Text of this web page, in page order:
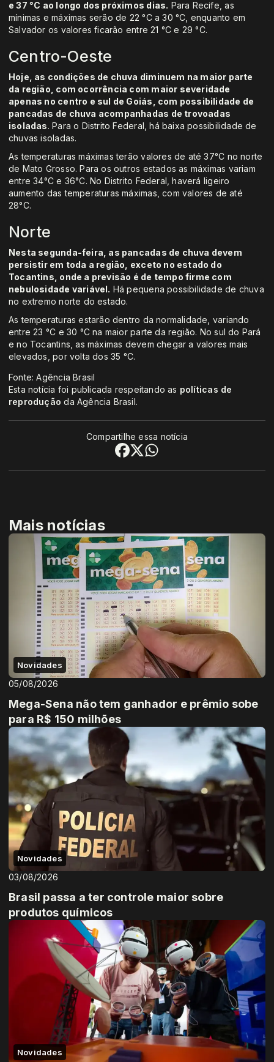
e 37 °C ao longo dos próximos dias. Para Recife, as
mínimas e máximas serão de 22 °C a 30 °C, enquanto em
Salvador os valores ficarão entre 21 °C e 29 °C.
Centro-Oeste
Hoje, as condições de chuva diminuem na maior parte
da região, com ocorrência com maior severidade
apenas no centro e sul de Goiás, com possibilidade de
pancadas de chuva acompanhadas de trovoadas
isoladas. Para o Distrito Federal, há baixa possibilidade de
chuvas isoladas.
As temperaturas máximas terão valores de até 37°C no norte
de Mato Grosso. Para os outros estados as máximas variam
entre 34°C e 36°C. No Distrito Federal, haverá ligeiro
aumento das temperaturas máximas, com valores de até
28°C.
Norte
Nesta segunda-feira, as pancadas de chuva devem
persistir em toda a região, exceto no estado do
Tocantins, onde a previsão é de tempo firme com
nebulosidade variável. Há pequena possibilidade de chuva
no extremo norte do estado.
As temperaturas estarão dentro da normalidade, variando
entre 23 °C e 30 °C na maior parte da região. No sul do Pará
e no Tocantins, as máximas devem chegar a valores mais
elevados, por volta dos 35 °C.
Fonte: Agência Brasil
Esta notícia foi publicada respeitando as políticas de
reprodução da Agência Brasil.
Compartilhe essa notícia
Mais notícias
Novidades
05/08/2026
Mega-Sena não tem ganhador e prêmio sobe
para R$ 150 milhões
Novidades
03/08/2026
Brasil passa a ter controle maior sobre
produtos químicos
Novidades